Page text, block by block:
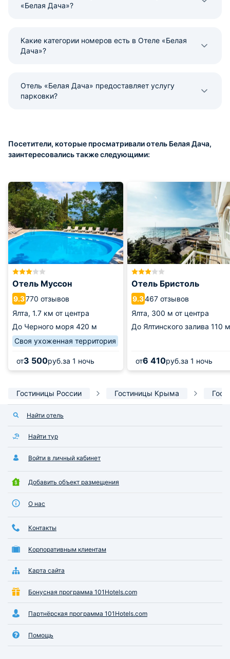
«Белая Дача»?
Какие категории номеров есть в Отеле «Белая
Дача»?
Отель «Белая Дача» предоставляет услугу
парковки?
Посетители, которые просматривали отель Белая Дача,
заинтересовались также следующими:
Отель Муссон
9.3770 отзывов
Ялта, 1.7 км от центра
До Черного моря 420 м
Своя ухоженная территория
от3 500руб.за 1 ночь
Отель Бристоль
9.3467 отзывов
Ялта, 300 м от центра
До Ялтинского залива 110 м
от6 410руб.за 1 ночь
Гостиницы России Гостиницы Крыма
Найти отель
Найти тур
Войти в личный кабинет
Добавить объект размещения
О нас
Контакты
Корпоративным клиентам
Карта сайта
Бонусная программа 101Hotels.com
Партнёрская программа 101Hotels.com
Помощь